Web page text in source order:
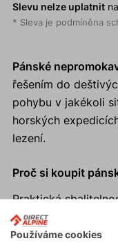
Slevu nelze uplatnit
* Sleva je podmíněna
Pánské
řešením do
pohybu v jakékoli
horských
lezení.
Proč si koupit
Praktická
Třívrstvý laminát
větru.
Používáme cookies